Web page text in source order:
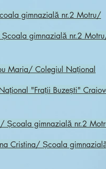
gimnazială nr.2 Motru/
gimnazială nr.2
Maria/ Colegiul Național
"Frații Buzești"
Școala gimnazială nr.2
Cristina/ Școala